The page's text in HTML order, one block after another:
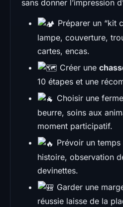
sans donner l’impression
Préparer un “kit
lampe, couverture,
cartes, encas.
Créer une
10 étapes et une
Choisir une
beurre, soins aux
moment participatif.
Prévoir un
histoire, observation
devinettes.
Garder une
réussie laisse de la